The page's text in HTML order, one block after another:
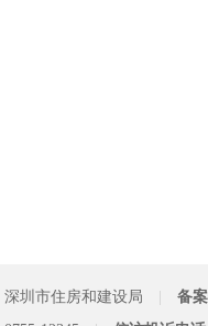
深圳市住房和建设局 备